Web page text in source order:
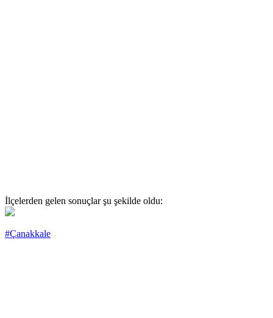
İlçelerden gelen sonuçlar şu şekilde oldu:
#Çanakkale